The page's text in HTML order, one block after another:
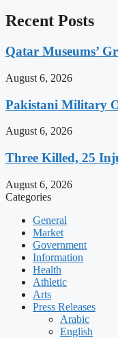
Recent Posts
Qatar Museums’
August 6, 2026
Pakistani Military
August 6, 2026
Three Killed, 25
August 6, 2026
Categories
General
Market
Government
Information
Health
Athletic
Arts
Press Releases
Arabic
English